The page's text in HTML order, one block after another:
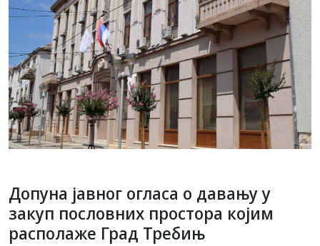
Допуна јавног огласа о давању у
закуп пословних простора којим
располаже Град Требињ